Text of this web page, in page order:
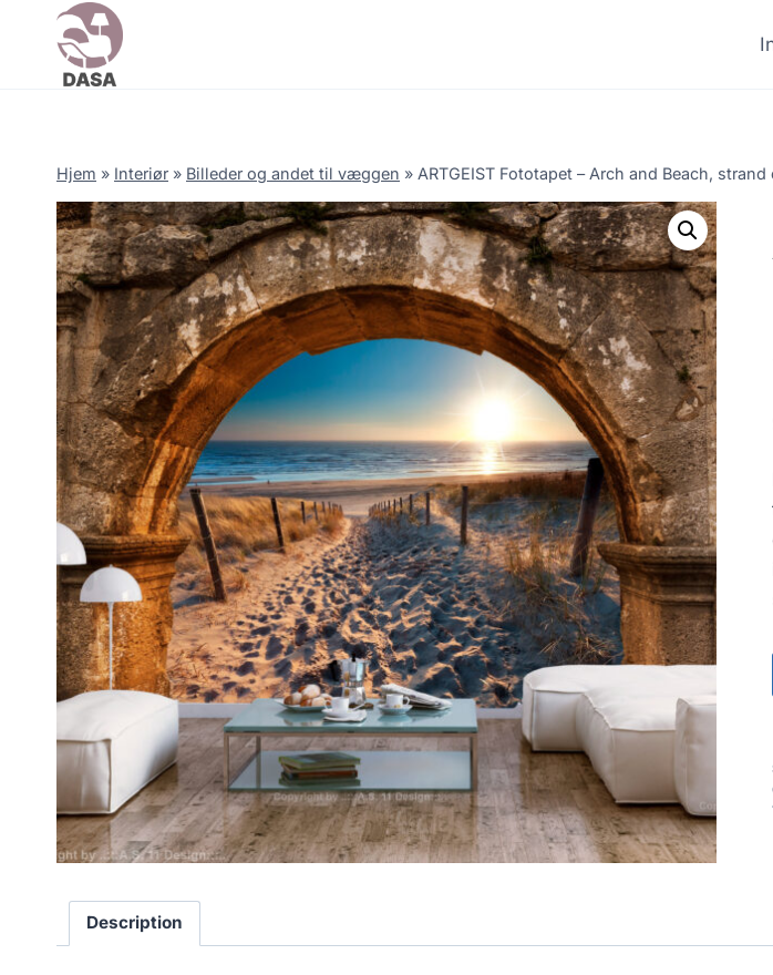
content
Hjem » Interiør » Billeder og andet til væggen » ARTGEIST Fototapet – Arch and Beach,
Description